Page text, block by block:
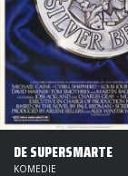
DE SUPERSMARTE
KOMEDIE